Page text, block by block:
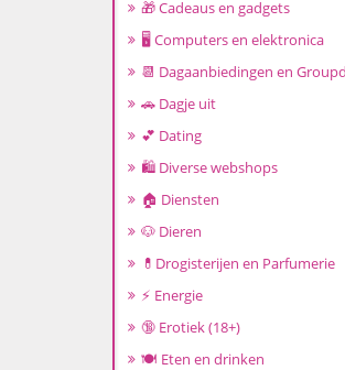
🎁 Cadeaus en gadgets
🖥️ Computers en elektronica
📆 Dagaanbiedingen en
🚗 Dagje uit
💕 Dating
🛍️ Diverse webshops
🏠 Diensten
🐶 Dieren
💊Drogisterijen en Parfumerie
⚡ Energie
🔞 Erotiek (18+)
🍽️ Eten en drinken